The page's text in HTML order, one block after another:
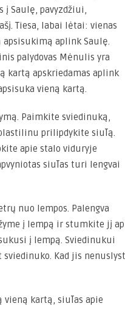
į Saulę, pavyzdžiui,
Tiesa, labai lėtai: vienas
apsisukimą aplink Saulę.
palydovas Mėnulis yra
kartą apskriedamas aplink
vieną kartą.
Paimkite sviedinuką,
prilipdykite siūlą.
apie stalo viduryje
siūlas turi lengvai
nuo lempos. Palengva
į lempą ir stumkite jį
į lempą. Sviedinukui
Kad jis
vieną kartą, siūlas apie